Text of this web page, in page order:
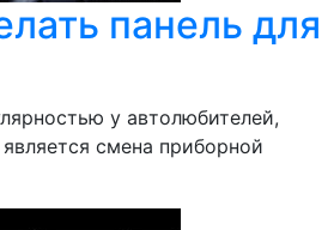
панель для
у автолюбителей,
смена приборной